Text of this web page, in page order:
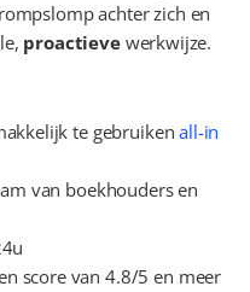
achter zich en
proactieve werkwijze.
te gebruiken all-in
van boekhouders en
score van 4.8/5 en meer